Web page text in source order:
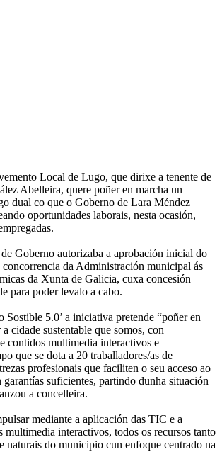
Local de Lugo, que dirixe a tenente de
Abelleira, quere poñer en marcha un
dual co que o Goberno de Lara Méndez
oportunidades laborais, nesta ocasión,
Goberno autorizaba a aprobación inicial do
da Administración municipal ás
da Xunta de Galicia, cuxa concesión
para poder levalo a cabo.
Sostible 5.0’ a iniciativa pretende “poñer en
cidade sustentable que somos, con
contidos multimedia interactivos e
que se dota a 20 traballadores/as de
profesionais que faciliten o seu acceso ao
suficientes, partindo dunha situación
a concelleira.
mediante a aplicación das TIC e a
multimedia interactivos, todos os recursos tanto
naturais do municipio cun enfoque centrado na